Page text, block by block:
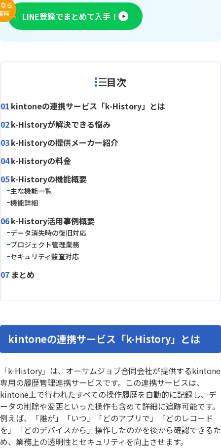
ら
料
LINE登録でまとめて入手！
目次
kintoneの連携サービス「k-History」とは
k-Historyが解決できる悩み
k-Historyの提供メーカー紹介
k-Historyの料金
k-Historyの機能概要
主な機能一覧
機能詳細
k-History活用事例概要
データ消失時の復旧対応
プロジェクト管理業務
セキュリティ監査対応
まとめ
kintoneの連携サービス「k-History」とは
「k-History」は、オーサムジョブ合同会社が提供するkintone
専用の履歴管理連携サービスです。この連携サービスは、
kintone上で行われたすべての操作履歴を自動的に記録し、デ
ータの削除や変更といった操作も含めて詳細に追跡可能です。
例えば、「誰が」「いつ」「どのアプリで」「どのレコード
を」「どのデバイスから」操作したのかを後から確認できるた
め、業務上の透明性とセキュリティを向上させます。